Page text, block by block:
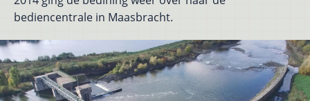
bediencentrale in Maasbracht.